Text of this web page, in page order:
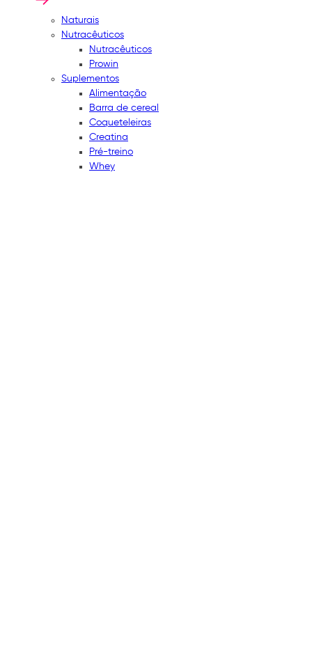
Naturais
Nutracêuticos
Nutracêuticos
Prowin
Suplementos
Alimentação
Barra de cereal
Coqueteleiras
Creatina
Pré-treino
Whey